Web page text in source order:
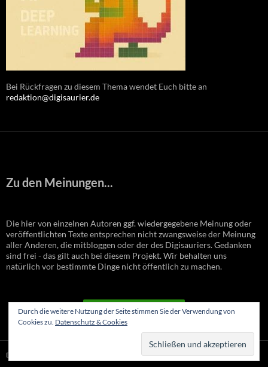
Bei Rückfragen zu diesem Thema wendet Euch bitte an
redaktion@digisaurier.de
Zu den Meinungen...
Die hier von einzelnen Autoren ggf. wiedergegebene Meinung oder
veröffentlichten Texte entsprechen nicht zwangsweise der Meinung
aller Anderen, die mitbloggen oder der des Digisauriers. Gedanken
sind frei - das gilt auch bei diesem Projekt. Wir behalten uns
natürlich vor bestimmte Dinge nicht öffentlich zu machen.
VERTRAG WIDERRUFEN
Durch die weitere Nutzung der Seite stimmen Sie der Verwendung von
Cookies zu. Datenschutz & Cookies
Datenschutzerklärung Stolz präsentiert von WordPress